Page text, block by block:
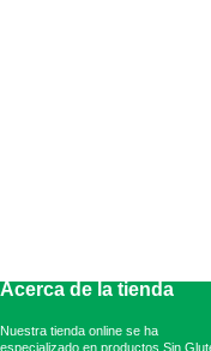
Acerca de la tienda
Nuestra tienda online se ha
especializado en productos Sin